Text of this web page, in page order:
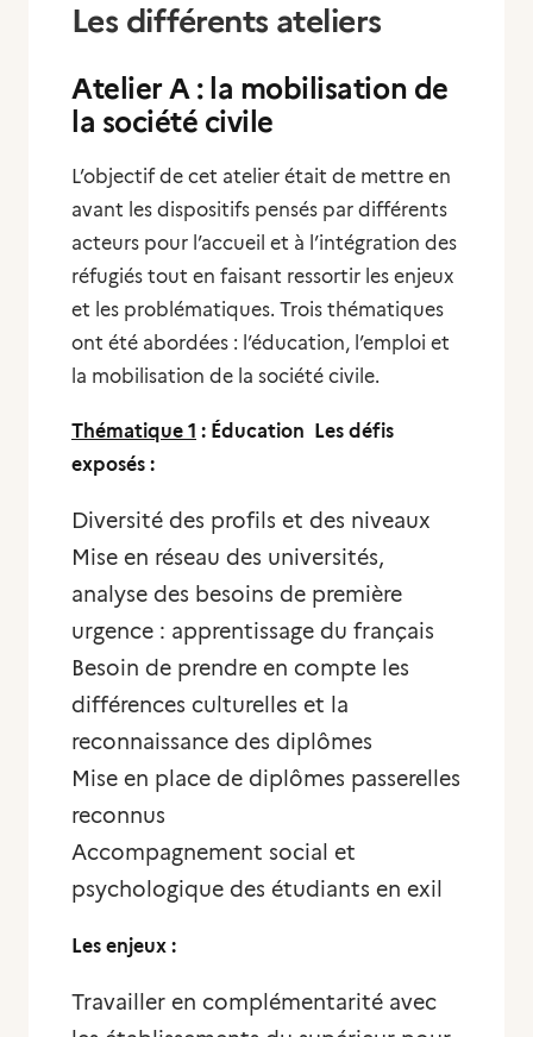
Les différents ateliers
Atelier A : la mobilisation de
la société civile
L’objectif de cet atelier était de mettre en
avant les dispositifs pensés par différents
acteurs pour l’accueil et à l’intégration des
réfugiés tout en faisant ressortir les enjeux
et les problématiques. Trois thématiques
ont été abordées : l’éducation, l’emploi et
la mobilisation de la société civile.
Thématique 1 : Éducation Les défis
exposés :
Diversité des profils et des niveaux
Mise en réseau des universités,
analyse des besoins de première
urgence : apprentissage du français
Besoin de prendre en compte les
différences culturelles et la
reconnaissance des diplômes
Mise en place de diplômes passerelles
reconnus
Accompagnement social et
psychologique des étudiants en exil
Les enjeux :
Travailler en complémentarité avec